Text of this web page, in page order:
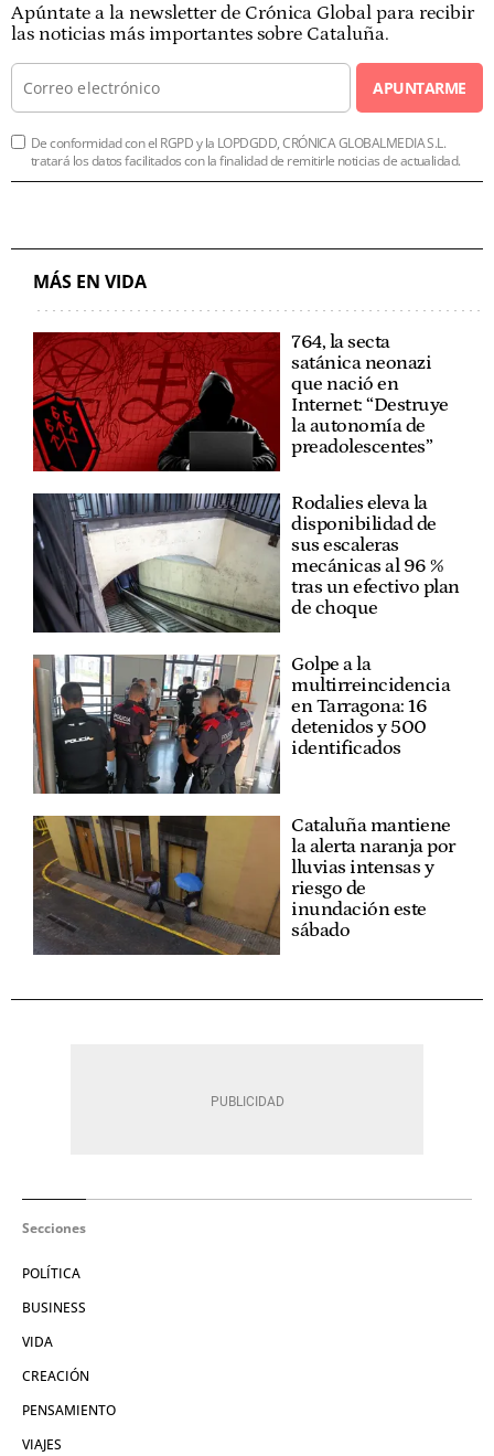
Apúntate a la newsletter de Crónica Global para recibir
las noticias más importantes sobre Cataluña.
APUNTARME
De conformidad con el RGPD y la LOPDGDD, CRÓNICA GLOBALMEDIA S.L.
tratará los datos facilitados con la finalidad de remitirle noticias de actualidad.
MÁS EN VIDA
764, la secta
satánica neonazi
que nació en
Internet: “Destruye
la autonomía de
preadolescentes”
Rodalies eleva la
disponibilidad de
sus escaleras
mecánicas al 96 %
tras un efectivo plan
de choque
Golpe a la
multirreincidencia
en Tarragona: 16
detenidos y 500
identificados
Cataluña mantiene
la alerta naranja por
lluvias intensas y
riesgo de
inundación este
sábado
Secciones
POLÍTICA
BUSINESS
VIDA
CREACIÓN
PENSAMIENTO
VIAJES